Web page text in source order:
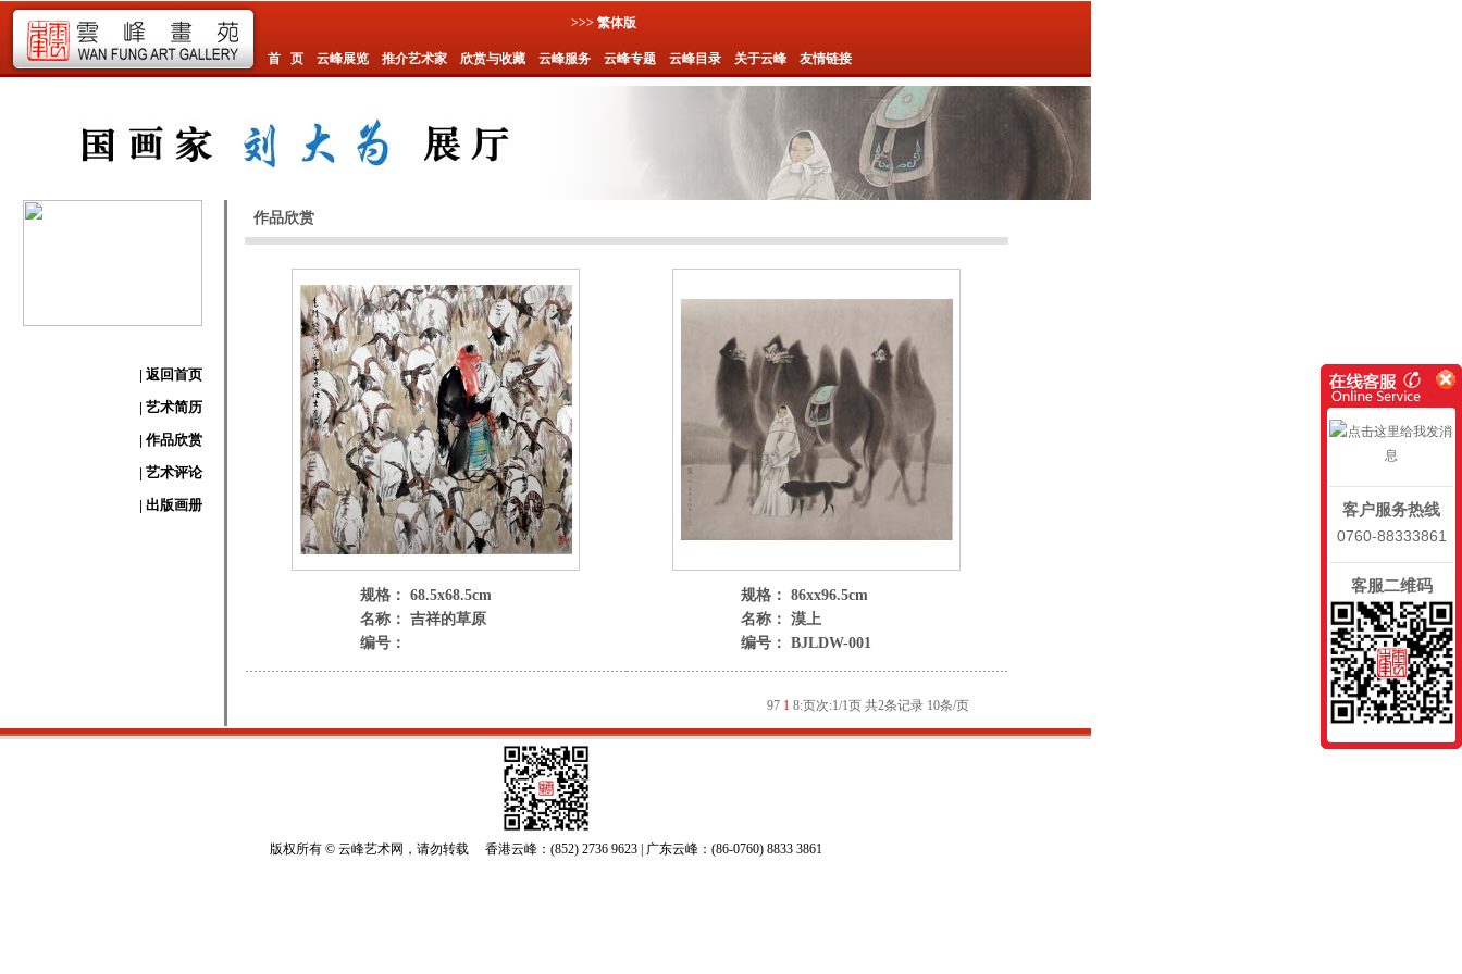
>>> 繁体版
首 页 云峰展览 推介艺术家 欣赏与收藏 云峰服务 云峰专题 云峰目录 关于云峰 友情链接
| 返回首页
| 艺术简历
| 作品欣赏
| 艺术评论
| 出版画册
作品欣赏
规格： 68.5x68.5cm
名称： 吉祥的草原
编号：
规格： 86xx96.5cm
名称： 漠上
编号： BJLDW-001
97 1 8:页次:1/1页 共2条记录 10条/页
版权所有 © 云峰艺术网，请勿转载 香港云峰：(852) 2736 9623 | 广东云峰：(86-0760) 8833 3861
客户服务热线
0760-88333861
客服二维码